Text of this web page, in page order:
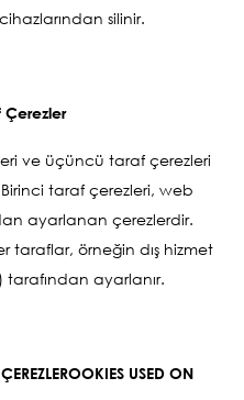
silinir.
Çerezler
ve üçüncü taraf çerezleri
taraf çerezleri, web
ayarlanan çerezlerdir.
taraflar, örneğin dış hizmet
tarafından ayarlanır.
USED ON